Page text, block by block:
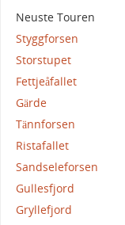
Neuste Touren
Styggforsen
Storstupet
Fettjeåfallet
Gärde
Tännforsen
Ristafallet
Sandseleforsen
Gullesfjord
Gryllefjord